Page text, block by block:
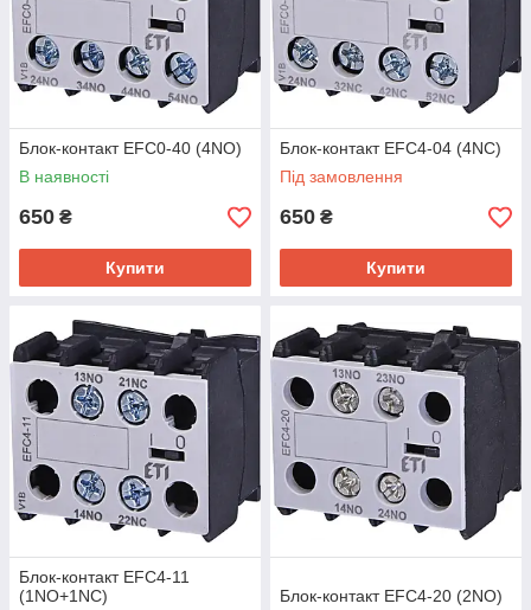
Блок-контакт EFC0-40 (4NO)
В наявності
650 ₴
Купити
Блок-контакт EFC4-04 (4NC)
Під замовлення
650 ₴
Купити
Блок-контакт EFC4-11
(1NO+1NC)
Блок-контакт EFC4-20 (2NO)